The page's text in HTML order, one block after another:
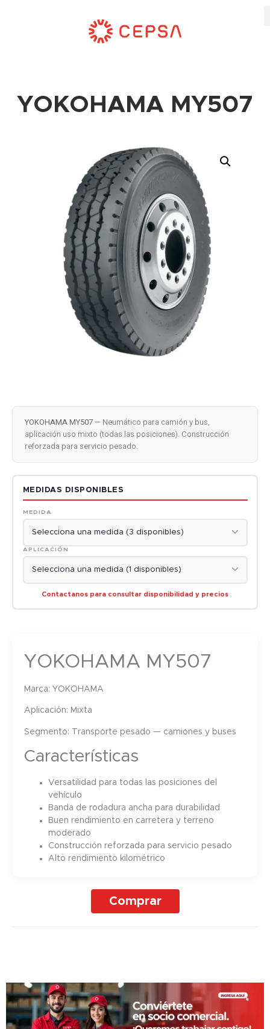
YOKOHAMA MY507
YOKOHAMA MY507— Neumático para camión y bus,
aplicación uso mixto (todas las posiciones). Construcción
reforzada para servicio pesado.
MEDIDAS DISPONIBLES
MEDIDA
APLICACIÓN
Contactanos para consultar disponibilidad y precios
YOKOHAMA MY507
Marca: YOKOHAMA
Aplicación: Mixta
Segmento: Transporte pesado — camiones y buses
Características
Versatilidad para todas las posiciones del
vehículo
Banda de rodadura ancha para durabilidad
Buen rendimiento en carretera y terreno
moderado
Construcción reforzada para servicio pesado
Alto rendimiento kilométrico
Comprar